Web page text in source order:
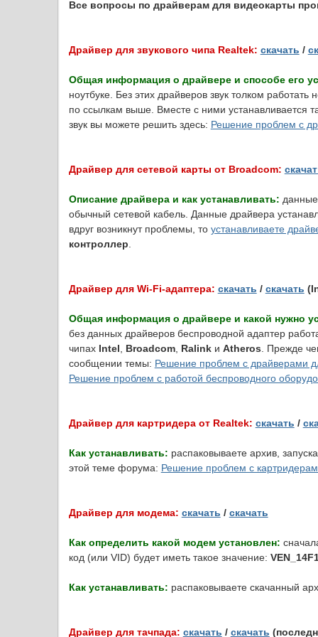
Все вопросы по драйверам для видеокарты
Драйвер для звукового чипа Realtek: скачать /
Общая информация о драйвере и способе его
ноутбуке. Без этих драйверов звук толком
по ссылкам выше. Вместе с ними устанавливается
звук вы можете решить здесь: Решение проблем с
Драйвер для сетевой карты от Broadcom:
Описание драйвера и как устанавливать:
обычный сетевой кабель. Данные драйвера
вдруг возникнут проблемы, то устанавливаете
контроллер
Драйвер для Wi-Fi-адаптера: скачать / скачать
Общая информация о драйвере и какой нужно
без данных драйверов беспроводной адаптер
чипах Intel Broadcom, Ralinkи Atheros . Прежде
сообщении темы: Решение проблем с драйверами
Решение проблем с работой беспроводного
Драйвер для картридера от Realtek: скачать /
Как устанавливать: распаковываете архив,
этой теме форума: Решение проблем с
Драйвер для модема: скачать / скачать
Как определить какой модем установлен:
код (или VID) будет иметь такое значение:
Как устанавливать: распаковываете скачанный
Драйвер для тачпада: скачать / скачать